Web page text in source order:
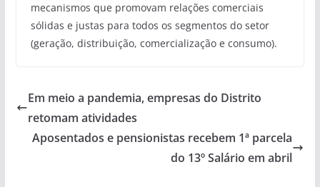
mecanismos que promovam relações comerciais
sólidas e justas para todos os segmentos do setor
(geração, distribuição, comercialização e consumo).
Em meio a pandemia, empresas do Distrito
retomam atividades
Aposentados e pensionistas recebem 1ª parcela
do 13º Salário em abril